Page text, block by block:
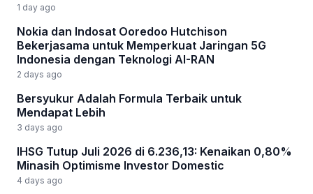
1 day ago
Nokia dan Indosat Ooredoo Hutchison
Bekerjasama untuk Memperkuat Jaringan 5G
Indonesia dengan Teknologi AI-RAN
2 days ago
Bersyukur Adalah Formula Terbaik untuk
Mendapat Lebih
3 days ago
IHSG Tutup Juli 2026 di 6.236,13: Kenaikan 0,80%
Minasih Optimisme Investor Domestic
4 days ago